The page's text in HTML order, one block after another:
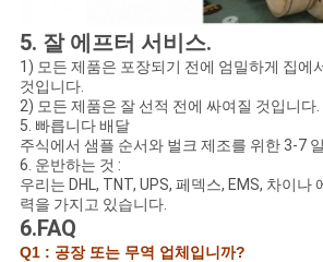
5. 잘 에프터 서비스.
1) 모든 제품은 포장되기 전에 엄밀하게 집에
것입니다.
2) 모든 제품은 잘 선적 전에 싸여질 것입니다.
5. 빠릅니다 배달
주식에서 샘플 순서와 벌크 제조를 위한 3-7 일.
6. 운반하는 것 :
우리는 DHL, TNT, UPS, 페덱스, EMS, 차이나
력을 가지고 있습니다.
6.FAQ
Q1 : 공장 또는 무역 업체입니까?